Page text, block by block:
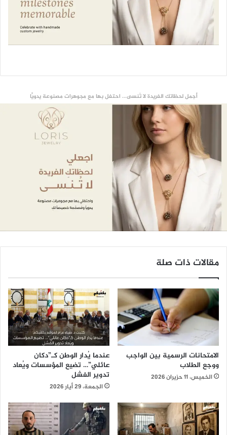
أجمل لحظاتك الفريدة لا تُنسى... احتفل بها مع مجوهرات مصنوعة يدويًّا
مقالات ذات صلة
الامتحانات الرسمية بين الواجب
ووجع الطلاب
الخميس، 11 حزيران 2026
عندما يُدار الوطن كـ”دكان
عائلي”… تضيع المؤسسات ويُعاد
تدوير الفشل
الجمعة، 29 أيار 2026